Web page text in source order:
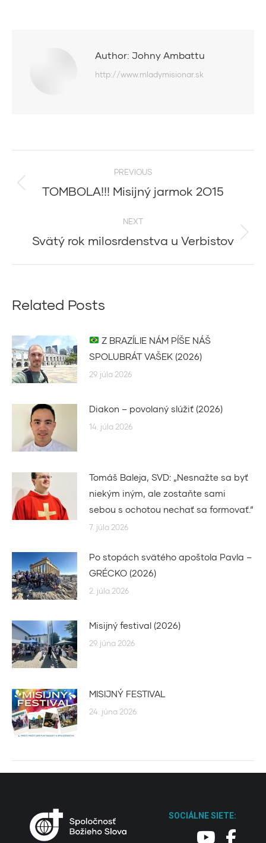
Author: Johny Ambattu
http://www.mladymisionar.sk
navigation
PREVIOUS
Previous
TOMBOLA!!! Misijný jarmok 2O15
NEXT
Next
Svätý rok milosrdenstva u Verbistov
Related Posts
Z BRAZÍLIE NÁM PÍŠE NÁŠ
SPOLUBRÁT VAŠEK (2026)
29. júla 2026
Diakon – povolaný slúžiť (2026)
14. júla 2026
Tomáš Baleja, SVD: „Nesnažte sa byť
niekým iným, ale zostaňte sami
sebou s ochotou nechať sa formovať.“
7. júla 2026
Po stopách svätého apoštola Pavla –
GRÉCKO (2026)
2. júla 2026
Misijný festival (2026)
29. júna 2026
MISIJNÝ FESTIVAL
24. júna 2026
SOCIÁLNE SIETE: